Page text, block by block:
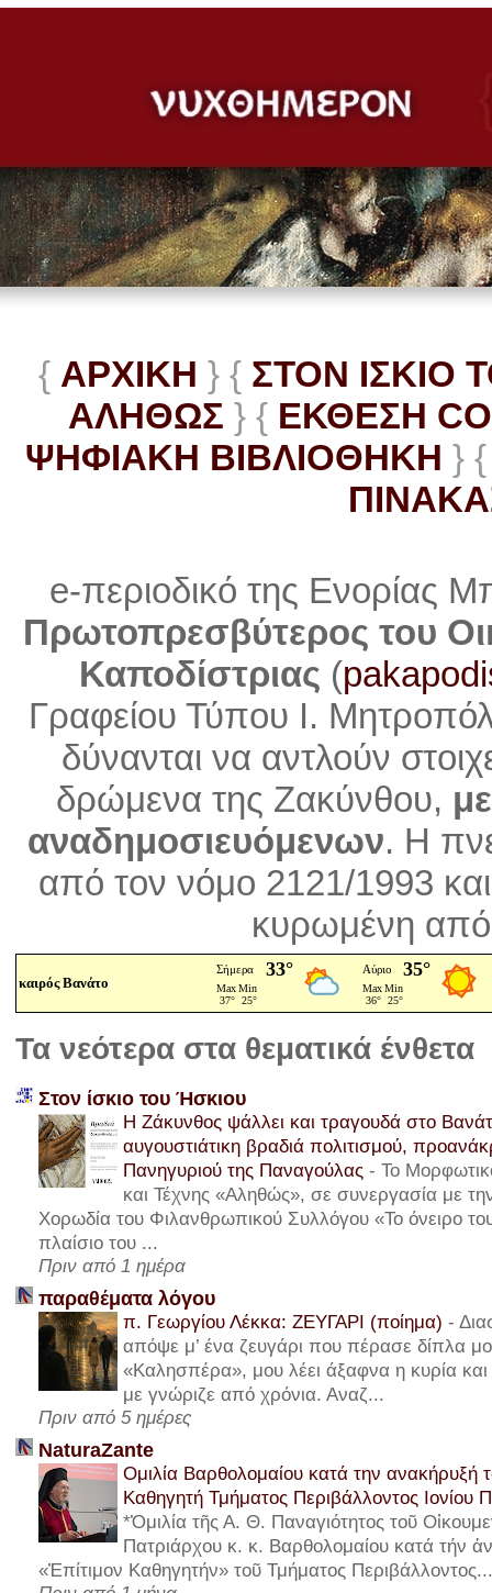
{ ΑΡΧΙΚΗ } { ΣΤΟΝ ΙΣΚΙΟ
ΑΛΗΘΩΣ } { ΕΚΘΕΣΗ
ΨΗΦΙΑΚΗ ΒΙΒΛΙΟΘΗΚΗ } {
e-περιοδικό της Ενορίας
Πρωτοπρεσβύτερος του
Καποδίστριας (
Γραφείου Τύπου Ι.
δύνανται να αντλούν
δρώμενα της Ζακύνθου,
αναδημοσιευόμενων. Η
από τον νόμο 2121/1993
κυρωμένη
καιρός Βανάτο
Τα νεότερα στα θεματικά ένθετα
Στον ίσκιο του Ήσκιου
Η Ζάκυνθος ψάλλει και τραγουδά στο
αυγουστιάτικη βραδιά πολιτισμού,
Πανηγυριού της Παναγούλας - Το
και Τέχνης «Αληθώς», σε συνεργασία με
Χορωδία του Φιλανθρωπικού Συλλόγου «Το όνειρο
πλαίσιο του ...
Πριν από 1 ημέρα
παραθέματα λόγου
π. Γεωργίου Λέκκα: ΖΕΥΓΑΡΙ (ποίημα) -
απόψε μ’ ένα ζευγάρι που πέρασε δίπλα
«Καλησπέρα», μου λέει άξαφνα η κυρία και
με γνώριζε από χρόνια. Αναζ...
Πριν από 5 ημέρες
NaturaZante
Ομιλία Βαρθολομαίου κατά την ανακήρυξή
Καθηγητή Τμήματος Περιβάλλοντος Ιονίου
*Ὁμιλία τῆς Α. Θ. Παναγιότητος τοῦ
Πατριάρχου κ. κ. Βαρθολομαίου κατά τήν
«Ἐπίτιμον Καθηγητήν» τοῦ Τμήματος Περιβάλλοντος...